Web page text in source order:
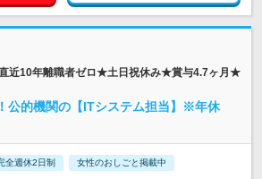
近10年離職者ゼロ★土日祝休み★賞与4.7ヶ月★
公的機関の【ITシステム担当】※年休
全週休2日制 女性のおしごと掲載中